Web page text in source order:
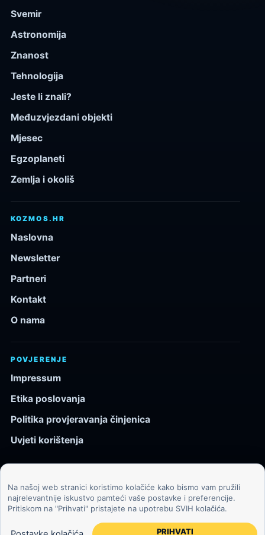
Svemir
Astronomija
Znanost
Tehnologija
Jeste li znali?
Međuzvjezdani objekti
Mjesec
Egzoplaneti
Zemlja i okoliš
KOZMOS.HR
Naslovna
Newsletter
Partneri
Kontakt
O nama
POVJERENJE
Impressum
Etika poslovanja
Politika provjeravanja činjenica
Uvjeti korištenja
© 2026 Kozmos.hr. Sva prava pridržana.
Svemir, znanost, tehnologija i velike ideje za znatiželjne
čitatelje.
Na našoj web stranici koristimo kolačiće kako bismo vam pružili
najrelevantnije iskustvo pamteći vaše postavke i preferencije.
Pritiskom na "Prihvati" pristajete na upotrebu SVIH kolačića.
PRIHVATI